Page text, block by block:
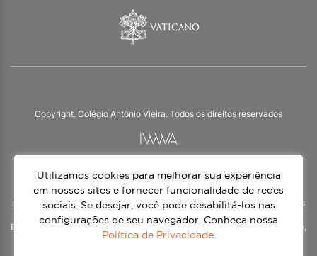
Copyright. Colégio Antônio Vieira. Todos os direitos reservados
O Colégio Antônio Vieira integra a Rede Jesuíta de Educação, tendo as suas
práticas impulsionadas pelos valores da espiritualidade inaciana – marca da
nossa identidade e das aproximadamente 1500 unidades de ensino, espalhadas
em mais de 60 países. Atendemos a alunos da Educação Infantil à 3ª série do
Ensino Médio, nos turnos matutino e vespertino, além do Ensino Médio Noturno,
voltado para Jovens.
Utilizamos cookies para melhorar sua experiência
em nossos sites e fornecer funcionalidade de redes
sociais. Se desejar, você pode desabilitá-los nas
configurações de seu navegador. Conheça nossa
Política de Privacidade.